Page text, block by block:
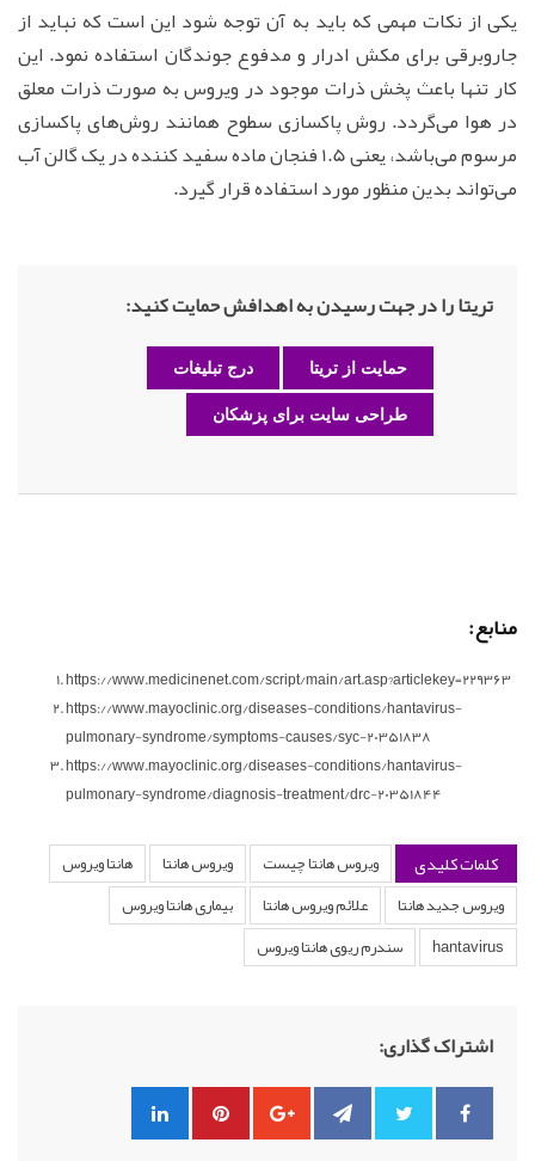
یکی از نکات مهمی که باید به آن توجه شود این است که نباید از
جاروبرقی برای مکش ادرار و مدفوع جوندگان استفاده نمود. این
کار تنها باعث پخش ذرات موجود در ویروس به صورت ذرات معلق
در هوا می‌گردد. روش پاکسازی سطوح همانند روش‌های پاکسازی
مرسوم می‌باشد، یعنی 1.5 فنجان ماده سفید کننده در یک گالن آب
می‌تواند بدین منظور مورد استفاده قرار گیرد.
تریتا را در جهت رسیدن به اهدافش حمایت کنید:
حمایت از تریتا درج تبلیغات
طراحی سایت برای پزشکان
منابع:
https://www.medicinenet.com/script/main/art.asp?articlekey=229363
https://www.mayoclinic.org/diseases-conditions/hantavirus-
pulmonary-syndrome/symptoms-causes/syc-20351838
https://www.mayoclinic.org/diseases-conditions/hantavirus-
pulmonary-syndrome/diagnosis-treatment/drc-20351844
کلمات کلیدی ویروس هانتا چیست ویروس هانتا
هانتا ویروس
ویروس جدید هانتا
علائم ویروس هانتا
بیماری هانتا ویروس
hantavirus
سندرم ریوی هانتا ویروس
اشتراک گذاری: